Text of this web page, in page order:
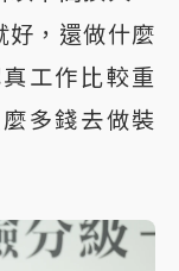
好，還做什麼
工作比較重
多錢去做裝